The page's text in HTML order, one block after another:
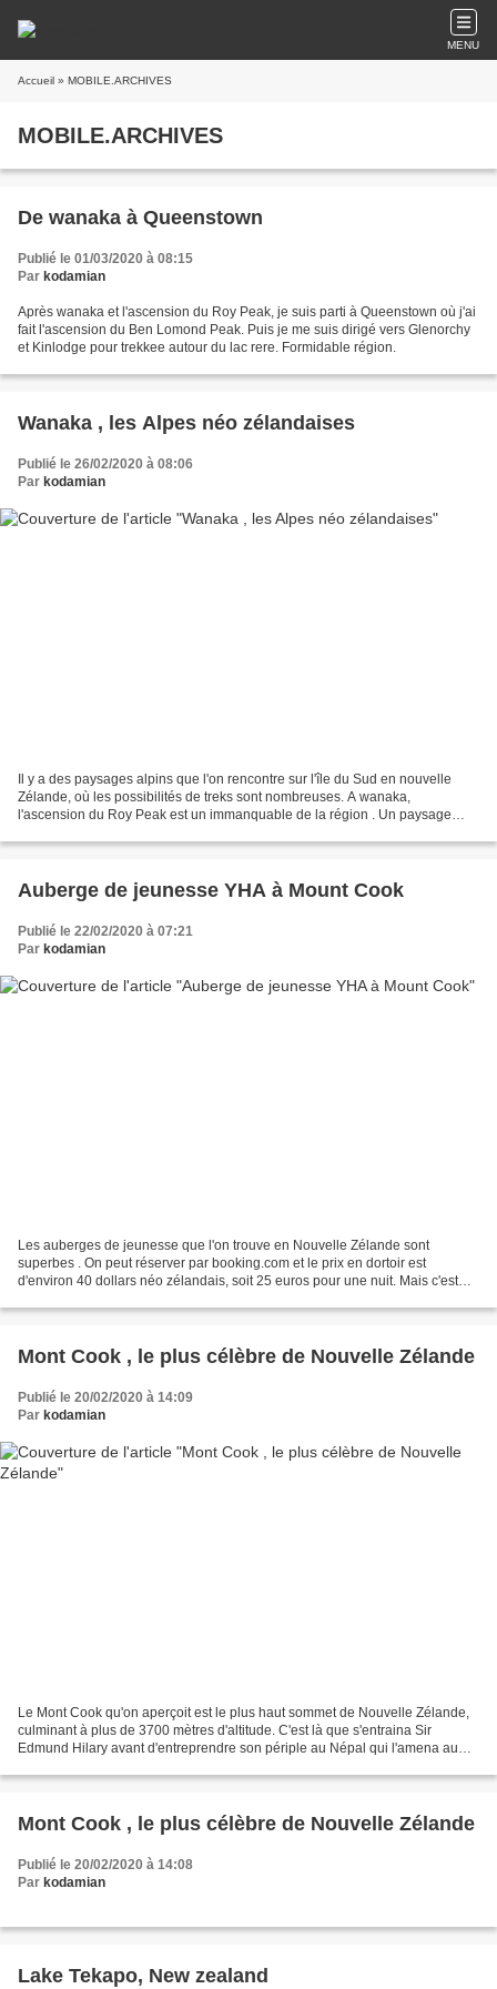
MENU
Accueil » MOBILE.ARCHIVES
MOBILE.ARCHIVES
De wanaka à Queenstown
Publié le 01/03/2020 à 08:15
Par kodamian
Après wanaka et l'ascension du Roy Peak, je suis parti à Queenstown où j'ai
fait l'ascension du Ben Lomond Peak. Puis je me suis dirigé vers Glenorchy
et Kinlodge pour trekkee autour du lac rere. Formidable région.
Wanaka , les Alpes néo zélandaises
Publié le 26/02/2020 à 08:06
Par kodamian
Il y a des paysages alpins que l'on rencontre sur l'île du Sud en nouvelle
Zélande, où les possibilités de treks sont nombreuses. A wanaka,
l'ascension du Roy Peak est un immanquable de la région . Un paysage
Auberge de jeunesse YHA à Mount Cook
Publié le 22/02/2020 à 07:21
Par kodamian
Les auberges de jeunesse que l'on trouve en Nouvelle Zélande sont
superbes . On peut réserver par booking.com et le prix en dortoir est
d'environ 40 dollars néo zélandais, soit 25 euros pour une nuit. Mais c'est
Mont Cook , le plus célèbre de Nouvelle Zélande
Publié le 20/02/2020 à 14:09
Par kodamian
Le Mont Cook qu'on aperçoit est le plus haut sommet de Nouvelle Zélande,
culminant à plus de 3700 mètres d'altitude. C'est là que s'entraina Sir
Edmund Hilary avant d'entreprendre son périple au Népal qui l'amena au
Mont Cook , le plus célèbre de Nouvelle Zélande
Publié le 20/02/2020 à 14:08
Par kodamian
Lake Tekapo, New zealand